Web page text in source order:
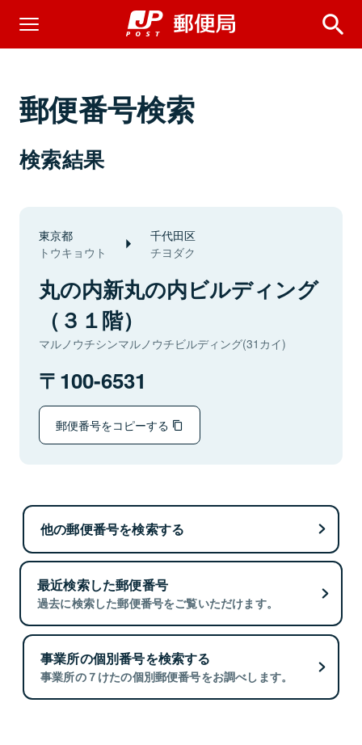
郵便番号検索
検索結果
東京都
トウキョウト
千代田区
チヨダク
丸の内新丸の内ビルディング
（３１階）
マルノウチシンマルノウチビルディング(31カイ)
100-6531
郵便番号をコピーする
他の郵便番号を検索する
最近検索した郵便番号
過去に検索した郵便番号をご覧いただけます。
事業所の個別番号を検索する
事業所の７けたの個別郵便番号をお調べします。